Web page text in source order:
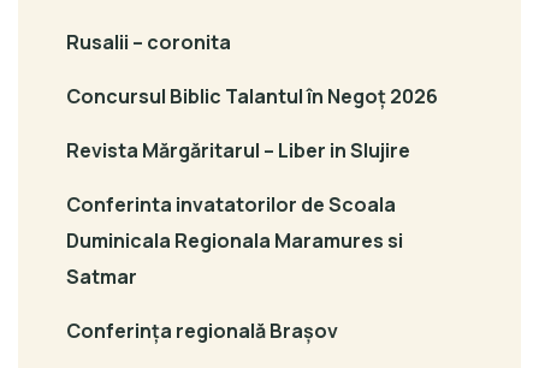
Rusalii – coronita
Concursul Biblic Talantul în Negoț 2026
Revista Mărgăritarul – Liber in Slujire
Conferinta invatatorilor de Scoala
Duminicala Regionala Maramures si
Satmar
Conferința regională Brașov